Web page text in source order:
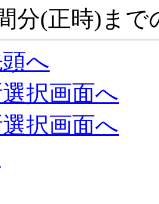
分(正時)ま
へ
択画面へ
択画面へ